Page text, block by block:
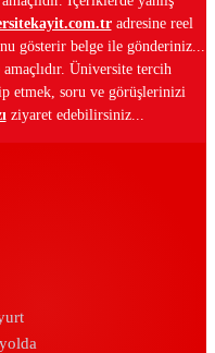
adresine reel
gösterir belge ile gönderiniz...
Üniversite tercih
etmek, soru ve görüşlerinizi
ziyaret edebilirsiniz...